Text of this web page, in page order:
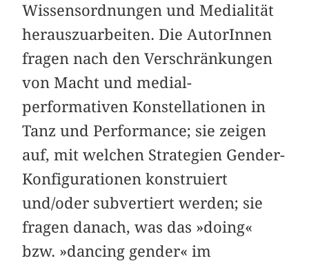
Wissensordnungen und Medialität
herauszuarbeiten. Die AutorInnen
fragen nach den Verschränkungen
von Macht und medial-
performativen Konstellationen in
Tanz und Performance; sie zeigen
auf, mit welchen Strategien Gender-
Konfigurationen konstruiert
und/oder subvertiert werden; sie
fragen danach, was das »doing«
bzw. »dancing gender« im